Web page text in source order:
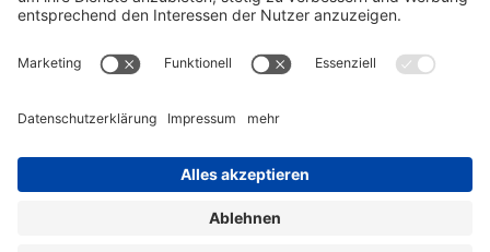
HerstellerBeratungFAQGlossarKontaktNewsletterTEAM
Widerruf
Lieferung & Versandkosten